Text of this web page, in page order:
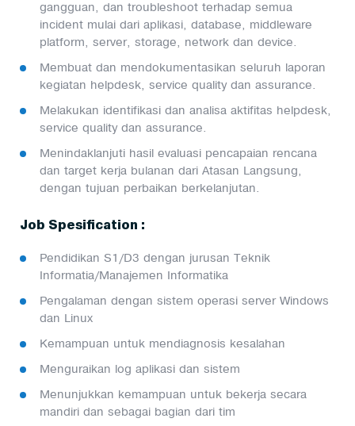
gangguan, dan troubleshoot terhadap semua
incident mulai dari aplikasi, database, middleware
platform, server, storage, network dan device.
Membuat dan mendokumentasikan seluruh laporan
kegiatan helpdesk, service quality dan assurance.
Melakukan identifikasi dan analisa aktifitas helpdesk,
service quality dan assurance.
Menindaklanjuti hasil evaluasi pencapaian rencana
dan target kerja bulanan dari Atasan Langsung,
dengan tujuan perbaikan berkelanjutan.
Job Spesification :
Pendidikan S1/D3 dengan jurusan Teknik
Informatia/Manajemen Informatika
Pengalaman dengan sistem operasi server Windows
dan Linux
Kemampuan untuk mendiagnosis kesalahan
Menguraikan log aplikasi dan sistem
Menunjukkan kemampuan untuk bekerja secara
mandiri dan sebagai bagian dari tim